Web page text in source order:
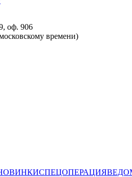
оф. 906
времени)
СПЕЦОПЕРАЦИЯ